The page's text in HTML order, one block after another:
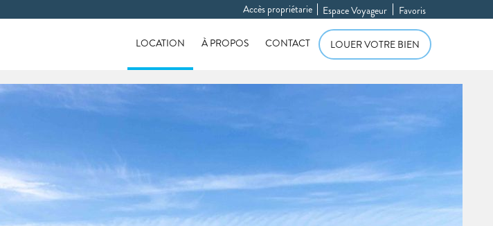
Favoris
Espace Voyageur
Accès propriétarie
LOCATION À PROPOS CONTACT LOUER VOTRE BIEN